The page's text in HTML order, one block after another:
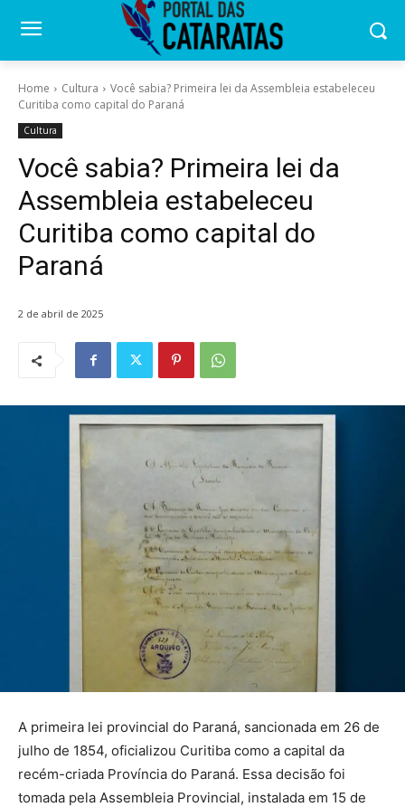
Home Cultura
Você sabia? Primeira lei da Assembleia estabeleceu
Curitiba como capital do Paraná
Cultura
Você sabia? Primeira lei da
Assembleia estabeleceu
Curitiba como capital do
Paraná
2 de abril de 2025
A primeira lei provincial do Paraná, sancionada em 26 de
julho de 1854, oficializou Curitiba como a capital da
recém-criada Província do Paraná. Essa decisão foi
tomada pela Assembleia Provincial, instalada em 15 de